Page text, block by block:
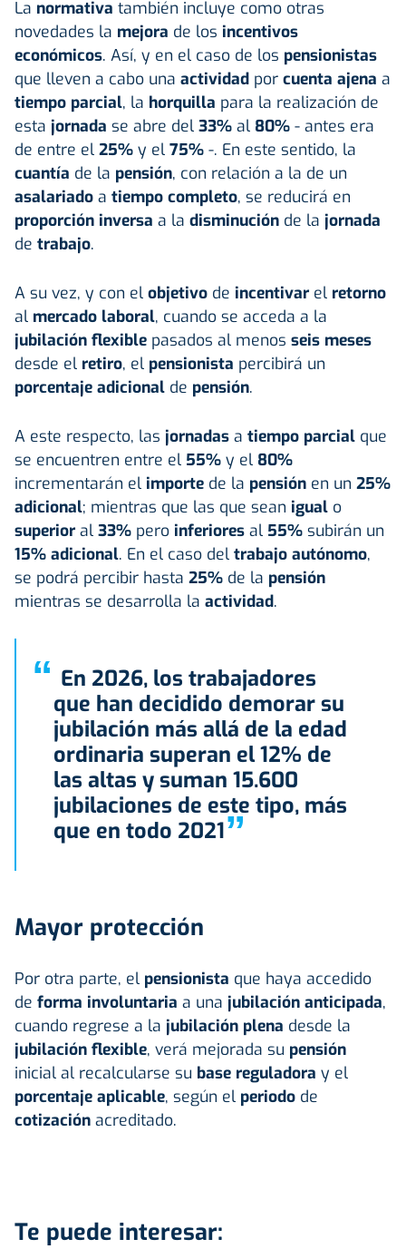
La normativa también incluye como otras
novedades la mejora de los incentivos
económicos. Así, y en el caso de los pensionistas
que lleven a cabo una actividad por cuenta ajena a
tiempo parcial, la horquilla para la realización de
esta jornada se abre del 33% al 80% - antes era
de entre el 25% y el 75% -. En este sentido, la
cuantía de la pensión, con relación a la de un
asalariado a tiempo completo, se reducirá en
proporción inversa a la disminución de la jornada
de trabajo.
A su vez, y con el objetivo de incentivar el retorno
al mercado laboral, cuando se acceda a la
jubilación flexible pasados al menos seis meses
desde el retiro, el pensionista percibirá un
porcentaje adicional de pensión.
A este respecto, las jornadas a tiempo parcial que
se encuentren entre el 55% y el 80%
incrementarán el importe de la pensión en un 25%
adicional; mientras que las que sean igual o
superior al 33% pero inferiores al 55% subirán un
15% adicional. En el caso del trabajo autónomo,
se podrá percibir hasta 25% de la pensión
mientras se desarrolla la actividad.
“ En 2026, los trabajadores
que han decidido demorar su
jubilación más allá de la edad
ordinaria superan el 12% de
las altas y suman 15.600
jubilaciones de este tipo, más
que en todo 2021”
Mayor protección
Por otra parte, el pensionista que haya accedido
de forma involuntaria a una jubilación anticipada,
cuando regrese a la jubilación plena desde la
jubilación flexible, verá mejorada su pensión
inicial al recalcularse su base reguladora y el
porcentaje aplicable, según el periodo de
cotización acreditado.
Te puede interesar: